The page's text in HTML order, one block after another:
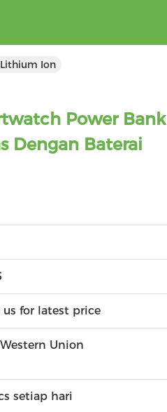
Ion
Power Bank
Dengan Baterai
us for latest price
Western Union
setiap hari